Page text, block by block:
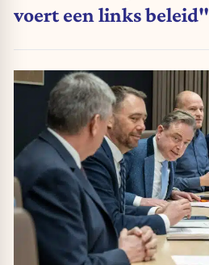
voert een links beleid"